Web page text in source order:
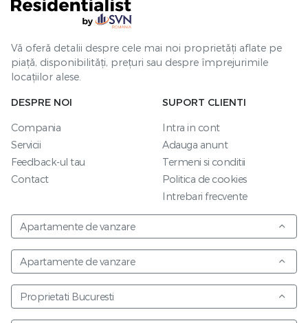
Vă oferă detalii despre cele mai noi proprietăți aflate pe
piață, disponibilități, prețuri sau despre împrejurimile
locațiilor alese.
DESPRE NOI
Compania
Servicii
Feedback-ul tau
Contact
SUPORT CLIENTI
Intra in cont
Adauga anunt
Termeni si conditii
Politica de cookies
Intrebari frecvente
Apartamente de vanzare
Apartamente de vanzare
Proprietati Bucuresti